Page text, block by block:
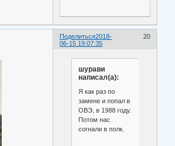
Поделиться 20
2018-
06-15 19:07:35
шурави
написал(а):
Я как раз по
замене и попал в
ОВЭ, в 1988 году.
Потом нас
согнали в полк.